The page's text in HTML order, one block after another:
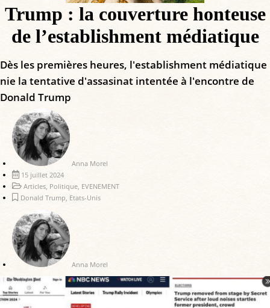
Trump : la couverture honteuse
de l’establishment médiatique
Dès les premières heures, l'establishment médiatique
nie la tentative d'assasinat intentée à l'encontre de
Donald Trump
Anna Morel
15 juillet 2024
Articles Politique EVENEMENT
Donald Trump Etats-Unis
Anna Morel